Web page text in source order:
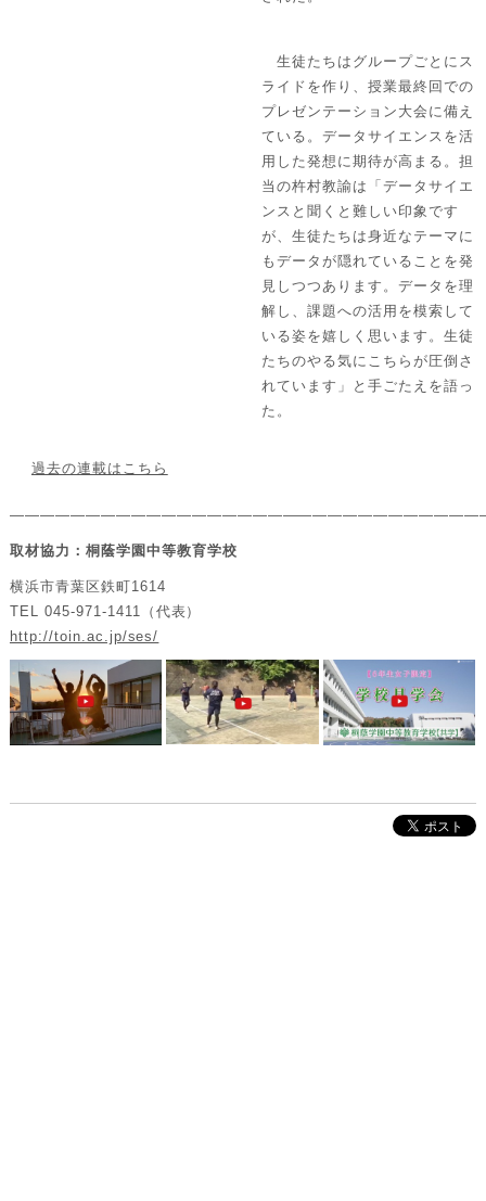
生徒たちはグループごとにス
ライドを作り、授業最終回での
プレゼンテーション大会に備え
ている。データサイエンスを活
用した発想に期待が高まる。担
当の杵村教諭は「データサイエ
ンスと聞くと難しい印象です
が、生徒たちは身近なテーマに
もデータが隠れていることを発
見しつつあります。データを理
解し、課題への活用を模索して
いる姿を嬉しく思います。生徒
たちのやる気にこちらが圧倒さ
れています」と手ごたえを語っ
た。
過去の連載はこちら
取材協力：桐蔭学園中等教育学校
横浜市青葉区鉄町1614
TEL 045-971-1411（代表）
http://toin.ac.jp/ses/